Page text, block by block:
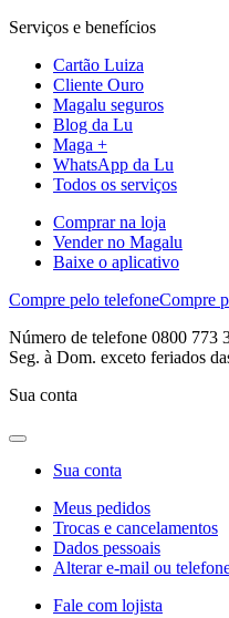
Serviços e benefícios
Cartão Luiza
Cliente Ouro
Magalu seguros
Blog da Lu
Maga +
WhatsApp da Lu
Todos os serviços
Comprar na loja
Vender no Magalu
Baixe o aplicativo
Compre pelo telefoneCompre
Número de telefone 0800 773
Seg. à Dom. exceto feriados
Sua conta
Sua conta
Meus pedidos
Trocas e cancelamentos
Dados pessoais
Alterar e-mail ou
Fale com lojista